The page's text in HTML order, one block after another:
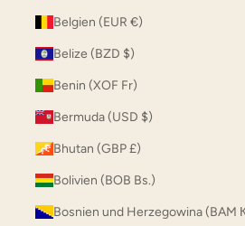
Belgien (EUR €)
Belize (BZD $)
Benin (XOF Fr)
Bermuda (USD $)
Bhutan (GBP £)
Bolivien (BOB Bs.)